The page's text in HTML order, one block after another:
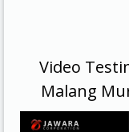
Video
Malang